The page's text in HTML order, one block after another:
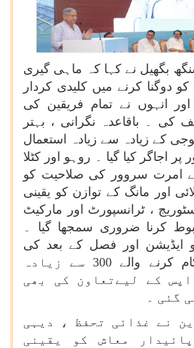
بگھیل نے کہا کہ ماہی گیری
دوگنا کرنے میں کلیدی کردار
انہوں نے تمام فریقین کی
۔ باقاعدہ نگرانی ، بہتر
کے زیادہ سے زیادہ استعمال
اجاگر کیا گیا ۔ روہو اور کٹلا
امرت سروور کی صلاحیت کو
اور مانگ کے توازن کو یقینی
، ٹرانسپورٹ اور مارکیٹ
کرنا ضروری سمجھا گیا ۔
ایڈیشن اور فصل کے بعد کی
سرگرمیوں میں کام کرنے والے 300 سے زیادہ
کے لیےتعاون کی بھی
گئی ۔
نے غذائی تحفظ ، دیہی
معاش کو یقینی